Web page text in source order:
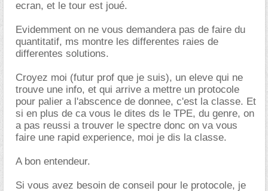
ecran, et le tour est joué.
Evidemment on ne vous demandera pas de faire du
quantitatif, ms montre les differentes raies de
differentes solutions.
Croyez moi (futur prof que je suis), un eleve qui ne
trouve une info, et qui arrive a mettre un protocole
pour palier a l'abscence de donnee, c'est la classe. Et
si en plus de ca vous le dites ds le TPE, du genre, on
a pas reussi a trouver le spectre donc on va vous
faire une rapid experience, moi je dis la classe.
A bon entendeur.
Si vous avez besoin de conseil pour le protocole, je